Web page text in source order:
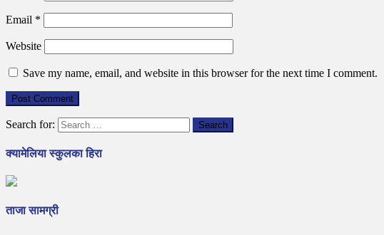
Email *
Website
Save my name, email, and website in this browser for the next time I comment.
Search for:
क्यामेलिया स्कुलका हिरा
ताजा सामग्री